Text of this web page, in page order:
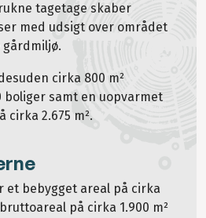
tagetage skaber
med udsigt over området
cirka 800 m²
boliger samt en uopvarmet
2.675 m².
et bebygget areal på cirka
på cirka 1.900 m²